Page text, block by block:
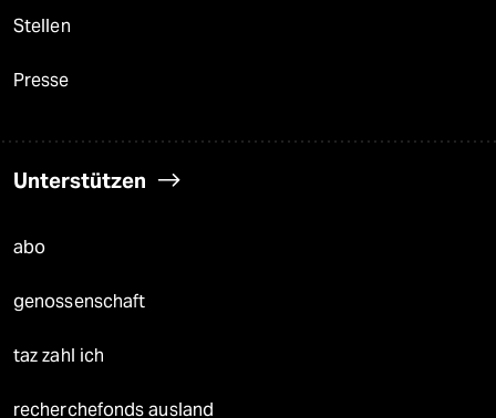
Stellen
Presse
Unterstützen
abo
genossenschaft
taz zahl ich
recherchefonds ausland